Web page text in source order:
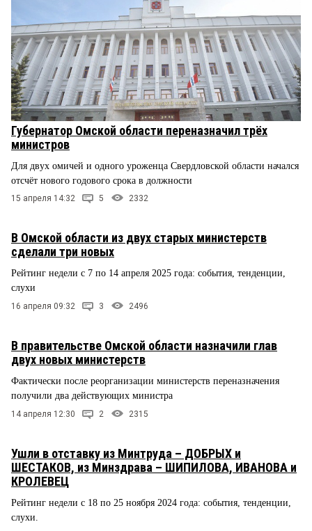
Губернатор Омской области переназначил трёх
министров
Для двух омичей и одного уроженца Свердловской области начался
отсчёт нового годового срока в должности
15 апреля 14:32 5 2332
В Омской области из двух старых министерств
сделали три новых
Рейтинг недели с 7 по 14 апреля 2025 года: события, тенденции,
слухи
16 апреля 09:32 3 2496
В правительстве Омской области назначили глав
двух новых министерств
Фактически после реорганизации министерств переназначения
получили два действующих министра
14 апреля 12:30 2 2315
Ушли в отставку из Минтруда – ДОБРЫХ и
ШЕСТАКОВ, из Минздрава – ШИПИЛОВА, ИВАНОВА и
КРОЛЕВЕЦ
Рейтинг недели с 18 по 25 ноября 2024 года: события, тенденции,
слухи.